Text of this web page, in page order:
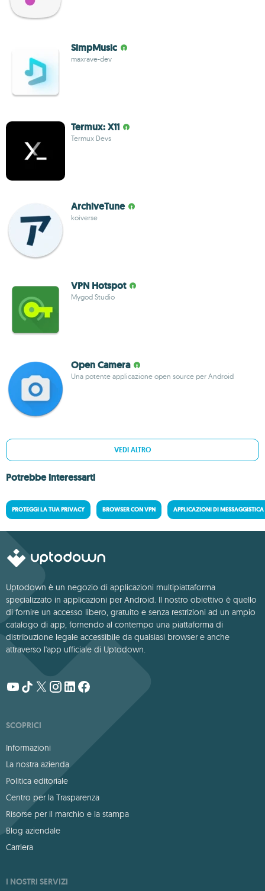
SimpMusic
maxrave-dev
Termux: X11
Termux Devs
ArchiveTune
koiverse
VPN Hotspot
Mygod Studio
Open Camera
Una potente applicazione open source per Android
VEDI ALTRO
Potrebbe interessarti
PROTEGGI LA TUA PRIVACY BROWSER CON VPN APPLICAZIONI DI MESSAGGISTICA
Uptodown è un negozio di applicazioni multipiattaforma
specializzato in applicazioni per Android. Il nostro obiettivo è quello
di fornire un accesso libero, gratuito e senza restrizioni ad un ampio
catalogo di app, fornendo al contempo una piattaforma di
distribuzione legale accessibile da qualsiasi browser e anche
attraverso l'app ufficiale di Uptodown.
SCOPRICI
Informazioni
La nostra azienda
Politica editoriale
Centro per la Trasparenza
Risorse per il marchio e la stampa
Blog aziendale
Carriera
I NOSTRI SERVIZI